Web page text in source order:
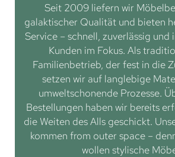
Seit 2009 liefern wir
galaktischer Qualität und bieten
Service – schnell, zuverlässig und
Kunden im Fokus. Als
Familienbetrieb, der fest in die
setzen wir auf langlebige
umweltschonende Prozesse.
Bestellungen haben wir bereits
die Weiten des Alls geschickt.
kommen from outer space –
wollen stylische